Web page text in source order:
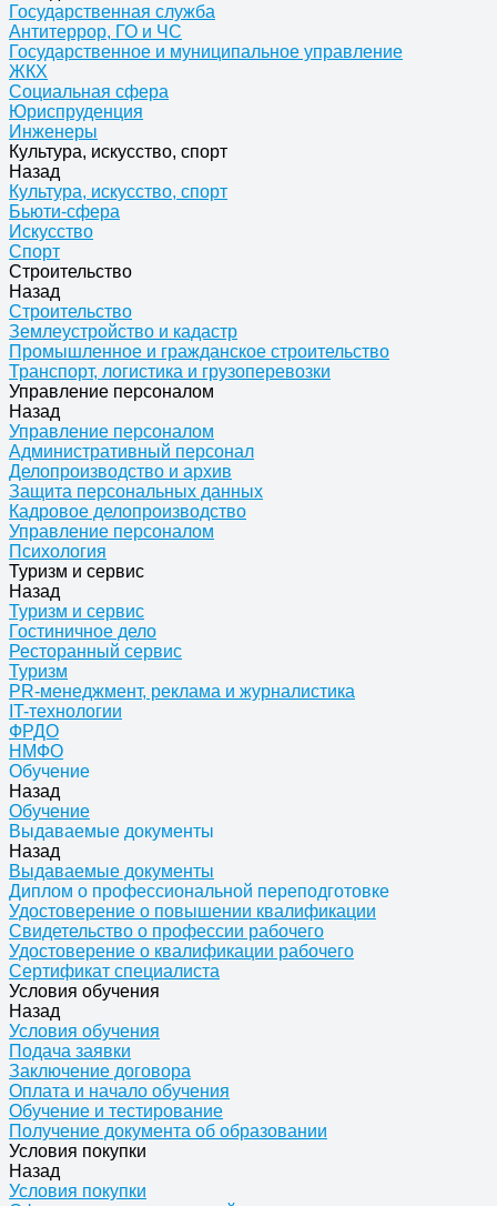
Государственная служба
Антитеррор, ГО и ЧС
Государственное и муниципальное управление
ЖКХ
Социальная сфера
Юриспруденция
Инженеры
Культура, искусство, спорт
Назад
Культура, искусство, спорт
Бьюти-сфера
Искусство
Спорт
Строительство
Назад
Строительство
Землеустройство и кадастр
Промышленное и гражданское строительство
Транспорт, логистика и грузоперевозки
Управление персоналом
Назад
Управление персоналом
Административный персонал
Делопроизводство и архив
Защита персональных данных
Кадровое делопроизводство
Управление персоналом
Психология
Туризм и сервис
Назад
Туризм и сервис
Гостиничное дело
Ресторанный сервис
Туризм
PR-менеджмент, реклама и журналистика
IT-технологии
ФРДО
НМФО
Обучение
Назад
Обучение
Выдаваемые документы
Назад
Выдаваемые документы
Диплом о профессиональной переподготовке
Удостоверение о повышении квалификации
Свидетельство о профессии рабочего
Удостоверение о квалификации рабочего
Сертификат специалиста
Условия обучения
Назад
Условия обучения
Подача заявки
Заключение договора
Оплата и начало обучения
Обучение и тестирование
Получение документа об образовании
Условия покупки
Назад
Условия покупки